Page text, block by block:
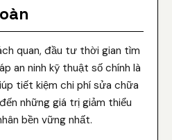
quan, đầu tư thời gian tìm
an ninh kỹ thuật số chính là
tiết kiệm chi phí sửa chữa
những giá trị giảm thiểu
bền vững nhất.